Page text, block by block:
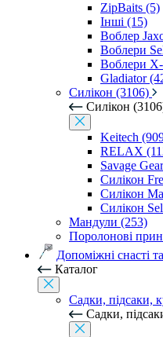
ZipBaits (5)
Інші (15)
Воблер
Воблери
Воблери
Gladiator
Силікон (3106)
Силікон
Keitech
RELAX
Savage
Силікон
Силікон
Силікон
Мандули (253)
Поролонові
Допоміжні снасті
Каталог
Садки, підсаки,
Садки,